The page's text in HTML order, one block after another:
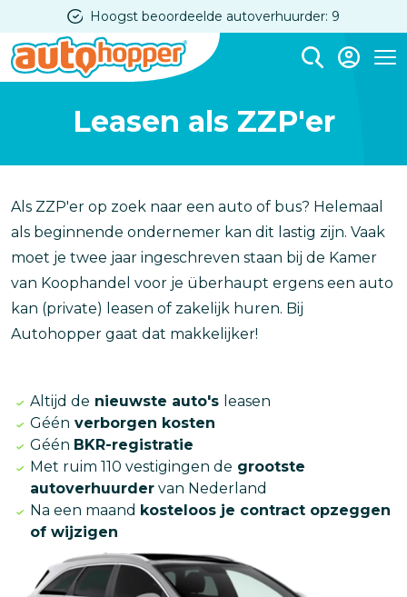
Overslaan
en
naar
Hoogst beoordeelde autoverhuurder: 9
Leasen als ZZP'er
Als ZZP'er op zoek naar een auto of bus? Helemaal
als beginnende ondernemer kan dit lastig zijn. Vaak
moet je twee jaar ingeschreven staan bij de Kamer
van Koophandel voor je überhaupt ergens een auto
kan (private) leasen of zakelijk huren. Bij
Autohopper gaat dat makkelijker!
Altijd de nieuwste auto's leasen
Géén verborgen kosten
Géén BKR-registratie
Met ruim 110 vestigingen de grootste
autoverhuurdervan Nederland
Na een maand kosteloos je contract opzeggen
of wijzigen
Afbeelding